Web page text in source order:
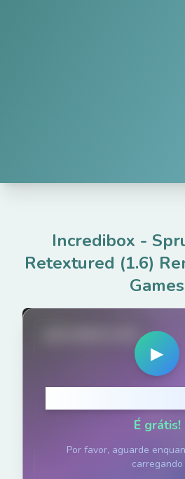
Incredibox -
Retextured (1.6)
Games
spruted.com
▶
É grátis!
Por favor, aguarde
carregando